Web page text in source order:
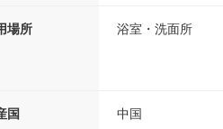
場所 浴室・洗面所
国 中国